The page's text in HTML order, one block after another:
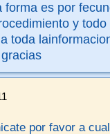
forma es por
y
toda
por favor a